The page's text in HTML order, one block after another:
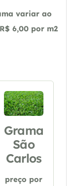
variar ao
6,00 por m2
Grama
São
Carlos
preço por